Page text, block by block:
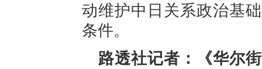
动维护中日关系政治基
条件。
路透社记者：《华尔